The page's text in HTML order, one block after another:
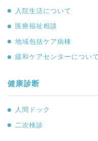
入院生活について
医療福祉相談
地域包括ケア病棟
緩和ケアセンターについて
健康診断
人間ドック
二次検診